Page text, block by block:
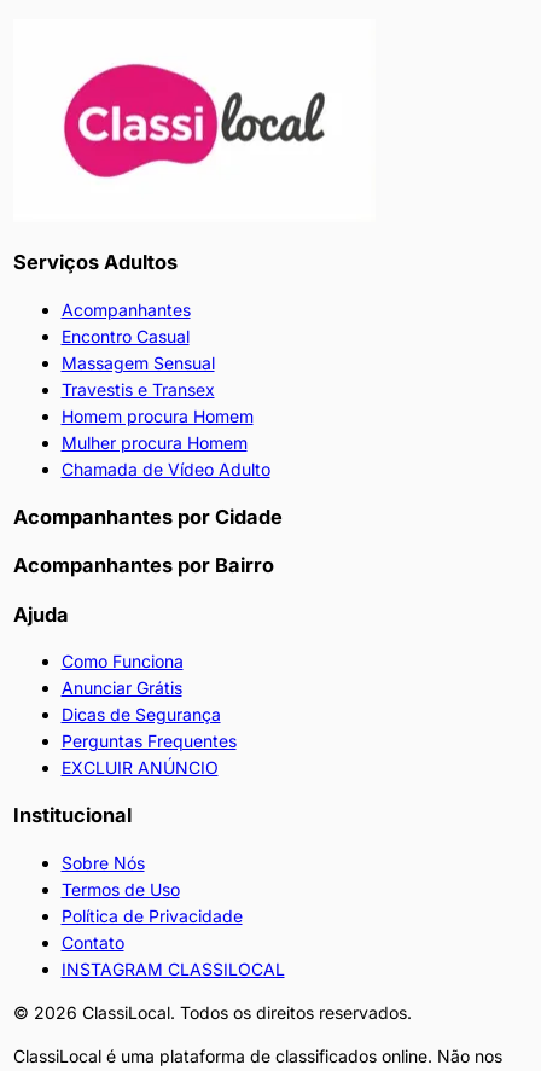
Serviços Adultos
Acompanhantes
Encontro Casual
Massagem Sensual
Travestis e Transex
Homem procura Homem
Mulher procura Homem
Chamada de Vídeo Adulto
Acompanhantes por Cidade
Acompanhantes por Bairro
Ajuda
Como Funciona
Anunciar Grátis
Dicas de Segurança
Perguntas Frequentes
EXCLUIR ANÚNCIO
Institucional
Sobre Nós
Termos de Uso
Política de Privacidade
Contato
INSTAGRAM CLASSILOCAL
© 2026 ClassiLocal. Todos os direitos reservados.
ClassiLocal é uma plataforma de classificados online. Não nos